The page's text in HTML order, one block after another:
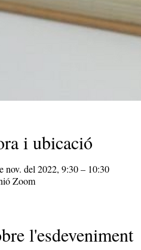
i ubicació
nov. del 2022, 9:30 – 10:30
Zoom
l'esdeveniment